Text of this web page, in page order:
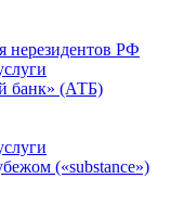
нерезидентов РФ
банк» (АТБ)
(«substance»)